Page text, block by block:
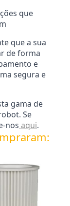
que
que a sua
de forma
e
segura e
gama de
Se
nos aqui.